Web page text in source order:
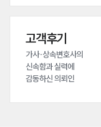
고객후기
가사·상속변호사의
신속함과 실력에
감동하신 의뢰인